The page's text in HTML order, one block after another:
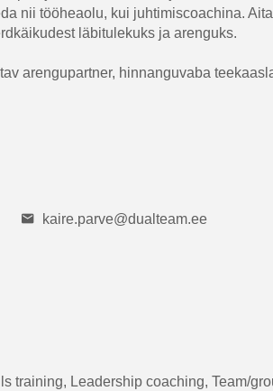
nii tööheaolu, kui juhtimiscoachina.
läbitulekuks ja arenguks.
arengupartner, hinnanguvaba
kaire.parve@dualteam.ee
training, Leadership coaching, Team/